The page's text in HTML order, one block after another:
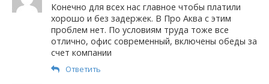
Конечно для всех нас главное чтобы платили
хорошо и без задержек. В Про Аква с этим
проблем нет. По условиям труда тоже все
отлично, офис современный, включены обеды за
счет компании
Ответить